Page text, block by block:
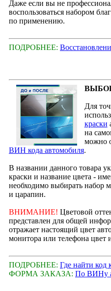
Даже если вы не
воспользоваться набором
по применению.
ПОДРОБНЕЕ:
Для
краски
на
можно
ВИН кода автомобиля.
В названии данного товара
краски и название цвета -
необходимо выбирать набор
и царапин.
ВНИМАНИЕ! Цветовой
представлен для общей
отражает настоящий цвет
монитора или телефона цвет
ПОДРОБНЕЕ: Где найти код
ФОРМА ЗАКАЗА: По ВИНу